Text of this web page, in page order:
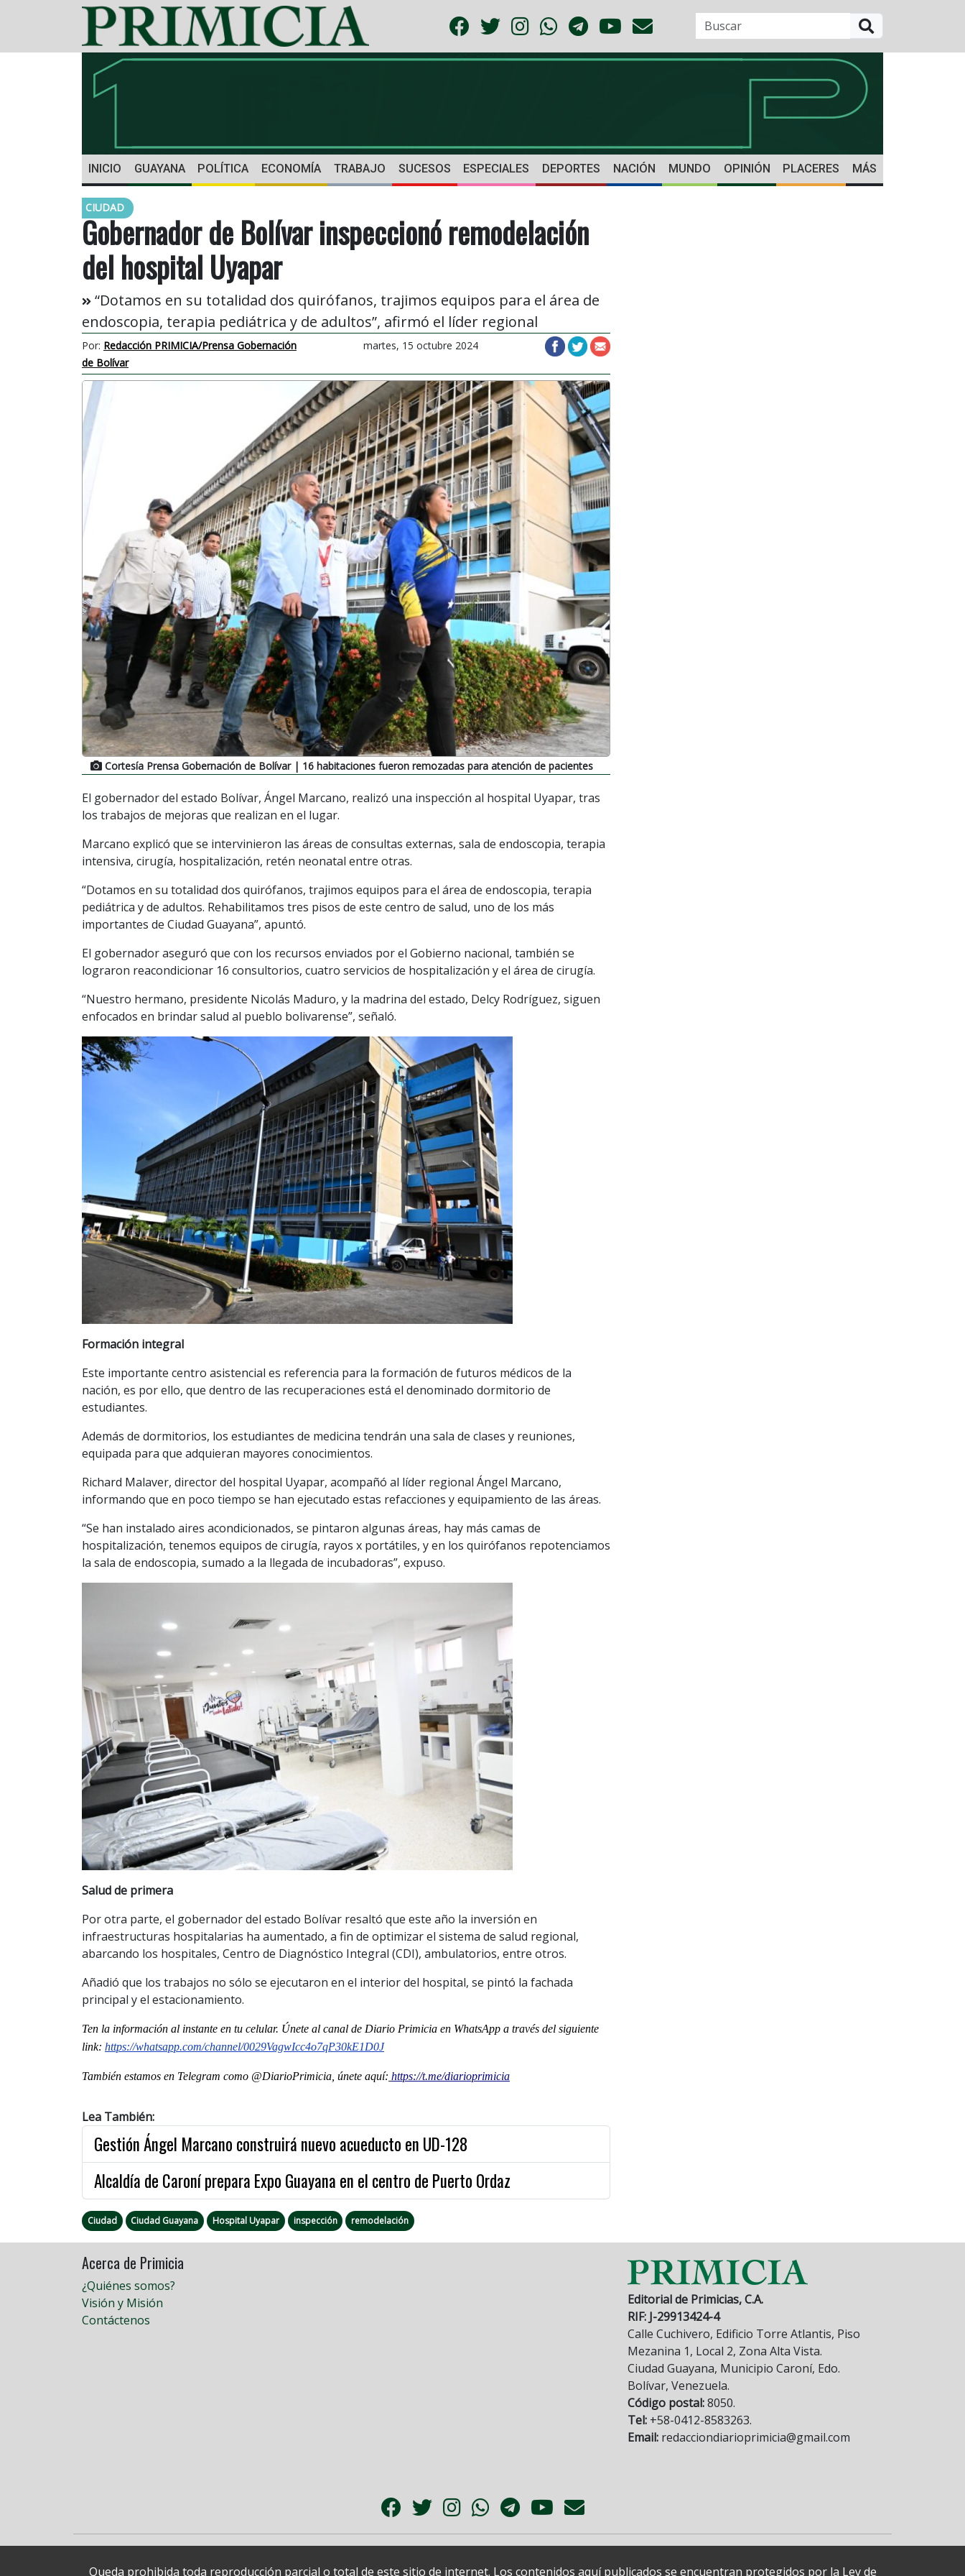
INICIO GUAYANA POLÍTICA ECONOMÍA TRABAJO SUCESOS ESPECIALES DEPORTES NACIÓN MUNDO OPINIÓN PLACERES MÁS
CIUDAD
Gobernador de Bolívar inspeccionó remodelación
del hospital Uyapar
“Dotamos en su totalidad dos quirófanos, trajimos equipos para el área de
endoscopia, terapia pediátrica y de adultos”, afirmó el líder regional
Por: Redacción PRIMICIA/Prensa Gobernación
de Bolívar
martes, 15 octubre 2024
Cortesía Prensa Gobernación de Bolívar| 16 habitaciones fueron remozadas para atención de pacientes
El gobernador del estado Bolívar, Ángel Marcano, realizó una inspección al hospital Uyapar, tras
los trabajos de mejoras que realizan en el lugar.
Marcano explicó que se intervinieron las áreas de consultas externas, sala de endoscopia, terapia
intensiva, cirugía, hospitalización, retén neonatal entre otras.
“Dotamos en su totalidad dos quirófanos, trajimos equipos para el área de endoscopia, terapia
pediátrica y de adultos. Rehabilitamos tres pisos de este centro de salud, uno de los más
importantes de Ciudad Guayana”, apuntó.
El gobernador aseguró que con los recursos enviados por el Gobierno nacional, también se
lograron reacondicionar 16 consultorios, cuatro servicios de hospitalización y el área de cirugía.
“Nuestro hermano, presidente Nicolás Maduro, y la madrina del estado, Delcy Rodríguez, siguen
enfocados en brindar salud al pueblo bolivarense”, señaló.
Formación integral
Este importante centro asistencial es referencia para la formación de futuros médicos de la
nación, es por ello, que dentro de las recuperaciones está el denominado dormitorio de
estudiantes.
Además de dormitorios, los estudiantes de medicina tendrán una sala de clases y reuniones,
equipada para que adquieran mayores conocimientos.
Richard Malaver, director del hospital Uyapar, acompañó al líder regional Ángel Marcano,
informando que en poco tiempo se han ejecutado estas refacciones y equipamiento de las áreas.
“Se han instalado aires acondicionados, se pintaron algunas áreas, hay más camas de
hospitalización, tenemos equipos de cirugía, rayos x portátiles, y en los quirófanos repotenciamos
la sala de endoscopia, sumado a la llegada de incubadoras”, expuso.
Salud de primera
Por otra parte, el gobernador del estado Bolívar resaltó que este año la inversión en
infraestructuras hospitalarias ha aumentado, a fin de optimizar el sistema de salud regional,
abarcando los hospitales, Centro de Diagnóstico Integral (CDI), ambulatorios, entre otros.
Añadió que los trabajos no sólo se ejecutaron en el interior del hospital, se pintó la fachada
principal y el estacionamiento.
Ten la información al instante en tu celular. Únete al canal de Diario Primicia en WhatsApp a través del siguiente
link: https://whatsapp.com/channel/0029VagwIcc4o7qP30kE1D0J
También estamos en Telegram como @DiarioPrimicia, únete aquí: https://t.me/diarioprimicia
Lea También:
Gestión Ángel Marcano construirá nuevo acueducto en UD-128
Alcaldía de Caroní prepara Expo Guayana en el centro de Puerto Ordaz
Ciudad Ciudad Guayana Hospital Uyapar inspección remodelación
Acerca de Primicia
¿Quiénes somos?
Visión y Misión
Contáctenos
Editorial de Primicias, C.A.
RIF: J-29913424-4
Calle Cuchivero, Edificio Torre Atlantis, Piso
Mezanina 1, Local 2, Zona Alta Vista.
Ciudad Guayana, Municipio Caroní, Edo.
Bolívar, Venezuela.
Código postal:8050.
Tel: +58-0412-8583263.
Email: redacciondiarioprimicia@gmail.com
Queda prohibida toda reproducción parcial o total de este sitio de internet. Los contenidos aquí publicados se encuentran protegidos por la Ley de